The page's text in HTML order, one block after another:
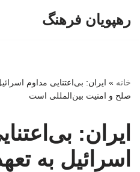
رهپویان فرهنگ
خانه » ایران: بی‌اعتنایی مداوم
صلح و امنیت بین‌المللی است
ایران:
اسرائیل به